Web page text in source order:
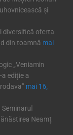
și
diversifică oferta
din toamnă mai
„Veniamin
ediție a
mai 16,
Neamț